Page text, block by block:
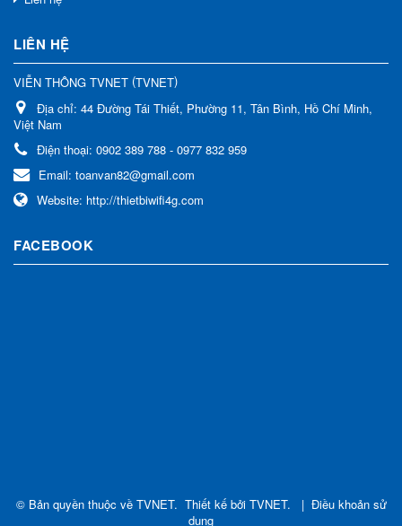
LIÊN HỆ
VIỄN THÔNG TVNET (TVNET)
Địa chỉ: 44 Đường Tái Thiết, Phường 11, Tân Bình, Hồ Chí Minh,
Việt Nam
Điện thoại: 0902 389 788 - 0977 832 959
Email: toanvan82@gmail.com
Website: http://thietbiwifi4g.com
FACEBOOK
© Bản quyền thuộc về TVNET. Thiết kế bởi TVNET. | Điều khoản sử
dụng